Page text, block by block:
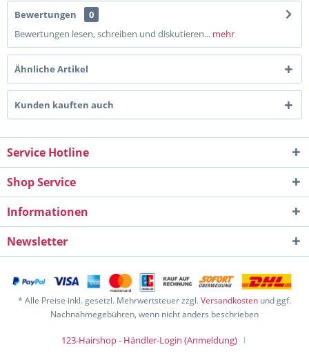
Bewertungen
0
Bewertungen lesen, schreiben und diskutieren... mehr
Ähnliche Artikel
Kunden kauften auch
Service Hotline
Shop Service
Informationen
Newsletter
* Alle Preise inkl. gesetzl. Mehrwertsteuer zzgl.Versandkosten und ggf.
Nachnahmegebühren, wenn nicht anders beschrieben
123-Hairshop - Händler-Login (Anmeldung)